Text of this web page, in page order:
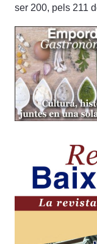
ser 200, pels 211